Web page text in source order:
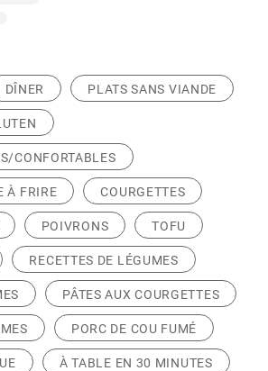
DÎNER PLATS SANS VIANDE
CONFORTABLES
À FRIRE COURGETTES
POIVRONS TOFU
RECETTES DE LÉGUMES
PÂTES AUX COURGETTES
PORC DE COU FUMÉ
À TABLE EN 30 MINUTES